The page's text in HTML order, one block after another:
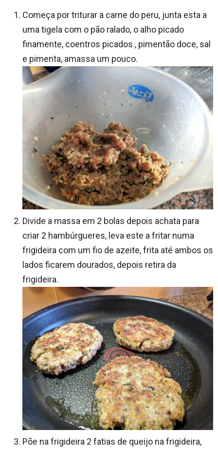
Começa por triturar a carne do peru, junta esta a
uma tigela com o pão ralado, o alho picado
finamente, coentros picados , pimentão doce, sal
e pimenta, amassa um pouco.
Divide a massa em 2 bolas depois achata para
criar 2 hambúrgueres, leva este a fritar numa
frigideira com um fio de azeite, frita até ambos os
lados ficarem dourados, depois retira da
frigideira.
Põe na frigideira 2 fatias de queijo na frigideira,